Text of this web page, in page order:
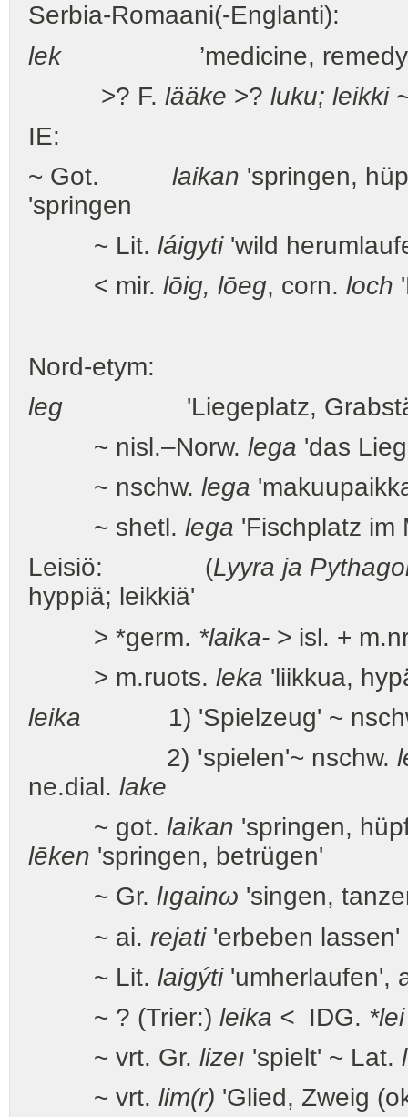
Serbia-Romaani(-Englanti):
lek’medicine,
>? F. lääke >? luku; leikki
IE:
~ Got. laikan 'springen,
'springen
~ Lit. láigyti'wild
< mir. lōig, lōeg, corn. loch
Nord-etym:
leg 'Liegeplatz,
~ nisl.–Norw. lega 'das
~ nschw. lega
~ shetl. lega 'Fischplatz im
Leisiö: (Lyyra ja
hyppiä; leikkiä'
> *germ. *laika- > isl. +
> m.ruots. leka 'liikkua,
leika 1) 'Spielzeug' ~
2) 'spielen'~ nschw.
ne.dial. lake
~ got. laikan 'springen,
lēken 'springen, betrügen'
~ Gr. lıgainω 'singen,
~ ai. rejati'erbeben lassen'
~ Lit. laigýti'umherlaufen',
~ ? (Trier:) leika < IDG. *lei
~ vrt. Gr. lizeı 'spielt' ~ Lat.
~ vrt. lim(r) 'Glied, Zweig